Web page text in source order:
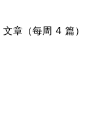
章（每周 4 篇）